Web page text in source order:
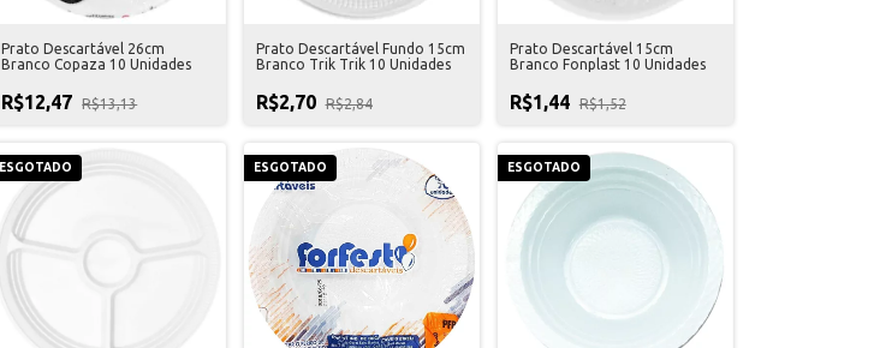
Prato Descartável 26cm
Branco Copaza 10 Unidades
R$12,47 R$13,13
Prato Descartável Fundo 15cm
Branco Trik Trik 10 Unidades
R$2,70 R$2,84
Prato Descartável 15cm
Branco Fonplast 10 Unidades
R$1,44 R$1,52
ESGOTADO ESGOTADO ESGOTADO